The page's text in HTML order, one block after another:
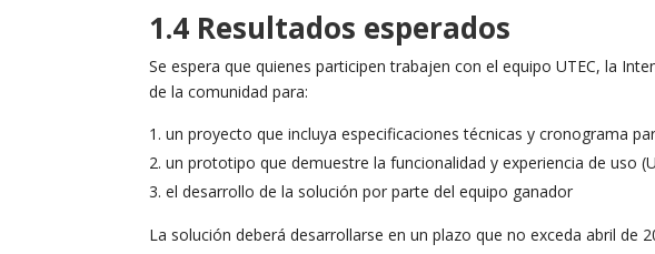
1.4 Resultados esperados
Se espera que quienes participen trabajen con el equipo UTEC, la
de la comunidad para:
un proyecto que incluya especificaciones técnicas y cronograma
un prototipo que demuestre la funcionalidad y experiencia de uso
el desarrollo de la solución por parte del equipo ganador
La solución deberá desarrollarse en un plazo que no exceda abril de